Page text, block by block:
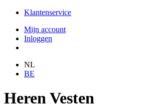
Klantenservice
Mijn account
Inloggen
NL
BE
Heren Vesten